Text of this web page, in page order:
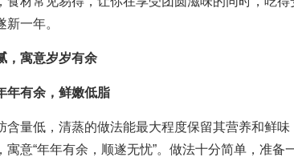
一年。
，寓意岁岁有余
年有余，鲜嫩低脂
量低，清蒸的做法能最大程度保留其营养和鲜味
意“年年有余，顺遂无忧”。做法十分简单，准备